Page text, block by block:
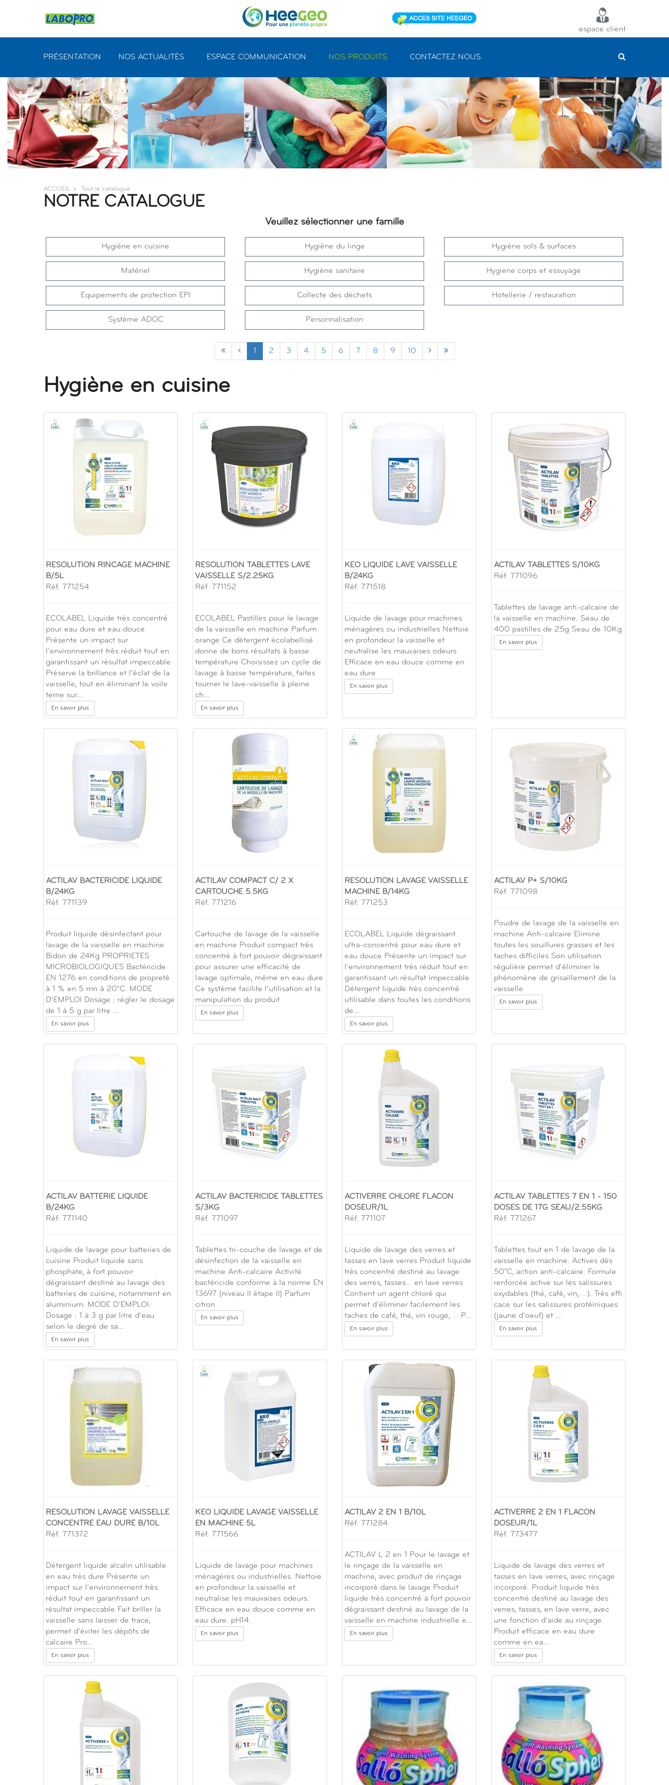
espace client
PRÉSENTATION NOS ACTUALITÉS ESPACE COMMUNICATION NOS PRODUITS CONTACTEZ NOUS
ACCUEIL Tout le catalogue
NOTRE CATALOGUE
Veuillez sélectionner une famille
Hygiène en cuisine Hygiène du linge Hygiène sols & surfaces
Matériel Hygiène sanitaire Hygiene corps et essuyage
Equipements de protection EPI Collecte des déchets Hotellerie / restauration
Système ADOC Personnalisation
1 2 3 4 5 6 7 8 9 10
Hygiène en cuisine
RESOLUTION RINCAGE MACHINE
B/5L
Réf. 771254
ECOLABEL Liquide très concentré
pour eau dure et eau douce
Présente un impact sur
l’environnement très réduit tout en
garantissant un résultat impeccable
Préserve la brillance et l’éclat de la
vaisselle, tout en éliminant le voile
terne sur…
En savoir plus
RESOLUTION TABLETTES LAVE
VAISSELLE S/2.25KG
Réf. 771152
ECOLABEL Pastilles pour le lavage
de la vaisselle en machine Parfum
orange Ce détergent écolabellisé
donne de bons résultats à basse
température Choisissez un cycle de
lavage à basse température, faites
tourner le lave-vaisselle à pleine
ch…
En savoir plus
KEO LIQUIDE LAVE VAISSELLE
B/24KG
Réf. 771518
Liquide de lavage pour machines
ménagères ou industrielles Nettoie
en profondeur la vaisselle et
neutralise les mauvaises odeurs
Efficace en eau douce comme en
eau dure
En savoir plus
ACTILAV TABLETTES S/10KG
Réf. 771096
Tablettes de lavage anti-calcaire de
la vaisselle en machine. Seau de
400 pastilles de 25g Seau de 10Kg
En savoir plus
ACTILAV BACTERICIDE LIQUIDE
B/24KG
Réf. 771139
Produit liquide désinfectant pour
lavage de la vaisselle en machine
Bidon de 24Kg PROPRIETES
MICROBIOLOGIQUES Bactéricide
EN 1276 en conditions de propreté
à 1 % en 5 mn à 20°C. MODE
D’EMPLOI Dosage : régler le dosage
de 1 à 5 g par litre …
En savoir plus
ACTILAV COMPACT C/ 2 X
CARTOUCHE 5.5KG
Réf. 771216
Cartouche de lavage de la vaisselle
en machine Produit compact très
concentré à fort pouvoir dégraissant
pour assurer une efficacité de
lavage optimale, même en eau dure
Ce système facilite l’utilisation et la
manipulation du produit
En savoir plus
RESOLUTION LAVAGE VAISSELLE
MACHINE B/14KG
Réf. 771253
ECOLABEL Liquide dégraissant
ultra-concentré pour eau dure et
eau douce Présente un impact sur
l’environnement très réduit tout en
garantissant un résultat impeccable
Détergent liquide très concentré
utilisable dans toutes les conditions
de…
En savoir plus
ACTILAV P+ S/10KG
Réf. 771098
Poudre de lavage de la vaisselle en
machine Anti-calcaire Elimine
toutes les souillures grasses et les
taches difficiles Son utilisation
régulière permet d’éliminer le
phénomène de grisaillement de la
vaisselle.
En savoir plus
ACTILAV BATTERIE LIQUIDE
B/24KG
Réf. 771140
Liquide de lavage pour batteries de
cuisine Produit liquide sans
phosphate, à fort pouvoir
dégraissant destiné au lavage des
batteries de cuisine, notamment en
aluminium. MODE D’EMPLOI:
Dosage : 1 à 3 g par litre d’eau
selon le degré de sa…
En savoir plus
ACTILAV BACTERICIDE TABLETTES
S/3KG
Réf. 771097
Tablettes tri-couche de lavage et de
désinfection de la vaisselle en
machine Anti-calcaire Activité
bactéricide conforme à la norme EN
13697 (niveau II étape II) Parfum
citron
En savoir plus
ACTIVERRE CHLORE FLACON
DOSEUR/1L
Réf. 771107
Liquide de lavage des verres et
tasses en lave verres Produit liquide
très concentré destiné au lavage
des verres, tasses... en lave verres
Contient un agent chloré qui
permet d’éliminer facilement les
taches de café, thé, vin rouge, ... P…
En savoir plus
ACTILAV TABLETTES 7 EN 1 - 150
DOSES DE 17G SEAU/2.55KG
Réf. 771267
Tablettes tout en 1 de lavage de la
vaisselle en machine. Actives dès
50°C, action anti-calcaire. Formule
renforcée active sur les salissures
oxydables (thé, café, vin, ...). Très effi
cace sur les salissures protéiniques
(jaune d’oeuf) et …
En savoir plus
RESOLUTION LAVAGE VAISSELLE
CONCENTRE EAU DURE B/10L
Réf. 771372
Détergent liquide alcalin utilisable
en eau très dure Présente un
impact sur l’environnement très
réduit tout en garantissant un
résultat impeccable Fait briller la
vaisselle sans laisser de trace,
permet d’éviter les dépôts de
calcaire Pro…
En savoir plus
KEO LIQUIDE LAVAGE VAISSELLE
EN MACHINE 5L
Réf. 771566
Liquide de lavage pour machines
ménagères ou industrielles. Nettoie
en profondeur la vaisselle et
neutralise les mauvaises odeurs.
Efficace en eau douce comme en
eau dure. pH14.
En savoir plus
ACTILAV 2 EN 1 B/10L
Réf. 771284
ACTILAV L 2 en 1 Pour le lavage et
le rinçage de la vaisselle en
machine, avec produit de rinçage
incorporé dans le lavage Produit
liquide très concentré à fort pouvoir
dégraissant destiné au lavage de la
vaisselle en machine industrielle e…
En savoir plus
ACTIVERRE 2 EN 1 FLACON
DOSEUR/1L
Réf. 773477
Liquide de lavage des verres et
tasses en lave verres, avec rinçage
incorporé. Produit liquide très
concentré destiné au lavage des
verres, tasses, en lave verre, avec
une fonction d’aide au rinçage.
Produit efficace en eau dure
comme en ea…
En savoir plus